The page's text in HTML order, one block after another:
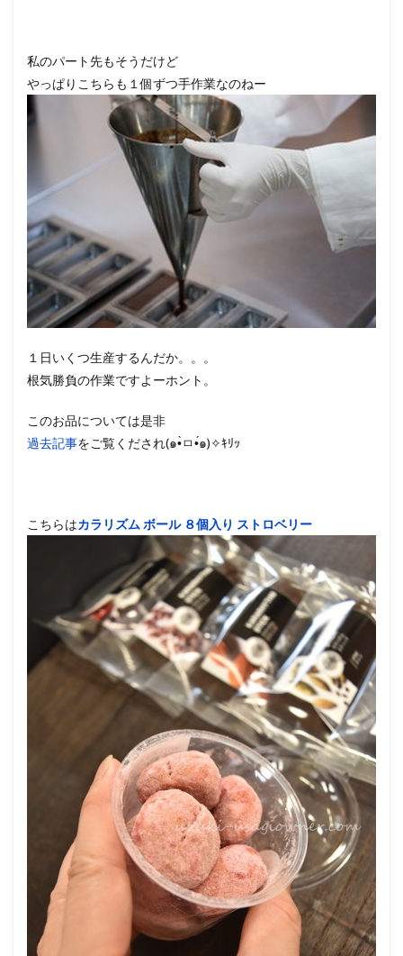
私のパート先もそうだけど
やっぱりこちらも１個ずつ手作業なのねー
１日いくつ生産するんだか。。。
根気勝負の作業ですよーホント。
このお品については是非
過去記事をご覧くだされ(๑•̀ㅁ•́๑)✧ｷﾘｯ
こちらはカラリズム ボール ８個入り ストロベリー